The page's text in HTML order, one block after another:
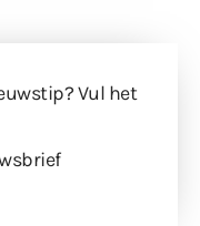
Vul het